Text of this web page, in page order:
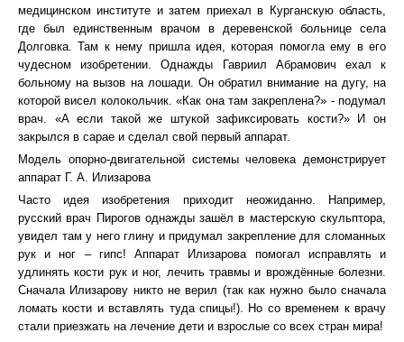
медицинском институте и затем приехал в Курганскую область,
где был единственным врачом в деревенской больнице села
Долговка. Там к нему пришла идея, которая помогла ему в его
чудесном изобретении. Однажды Гавриил Абрамович ехал к
больному на вызов на лошади. Он обратил внимание на дугу, на
которой висел колокольчик. «Как она там закреплена?» - подумал
врач. «А если такой же штукой зафиксировать кости?» И он
закрылся в сарае и сделал свой первый аппарат.
Модель опорно-двигательной системы человека демонстрирует
аппарат Г. А. Илизарова
Часто идея изобретения приходит неожиданно. Например,
русский врач Пирогов однажды зашёл в мастерскую скульптора,
увидел там у него глину и придумал закрепление для сломанных
рук и ног – гипс! Аппарат Илизарова помогал исправлять и
удлинять кости рук и ног, лечить травмы и врождённые болезни.
Сначала Илизарову никто не верил (так как нужно было сначала
ломать кости и вставлять туда спицы!). Но со временем к врачу
стали приезжать на лечение дети и взрослые со всех стран мира!